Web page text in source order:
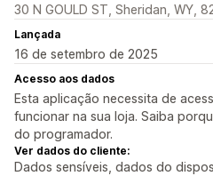
30 N GOULD ST, Sheridan, WY,
Lançada
16 de setembro de 2025
Acesso aos dados
Esta aplicação necessita de
funcionar na sua loja. Saiba
do programador.
Ver dados do cliente:
Dados sensíveis, dados do